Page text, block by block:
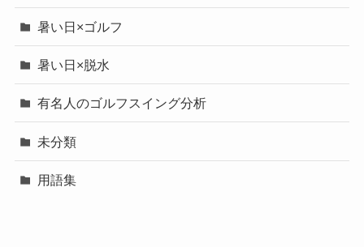
暑い日×ゴルフ
暑い日×脱水
有名人のゴルフスイング分析
未分類
用語集